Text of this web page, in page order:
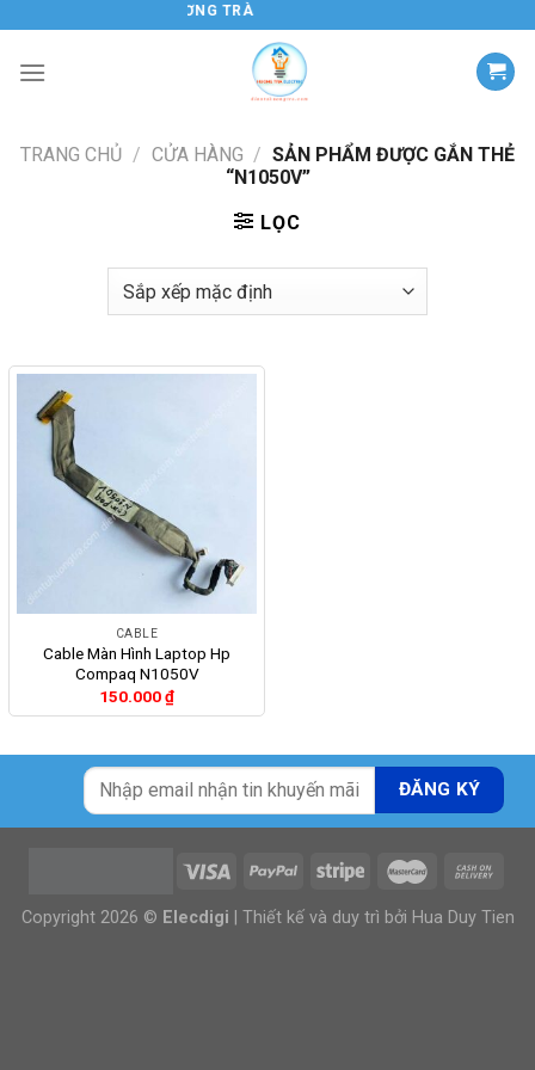
nội
ĐIỆN TỬ HƯƠNG TRÀ
TRANG CHỦ / CỬA HÀNG / SẢN PHẨM ĐƯỢC GẮN THẺ
“N1050V”
LỌC
CABLE
Cable Màn Hình Laptop Hp
Compaq N1050V
150.000₫
Copyright 2026 © Elecdigi | Thiết kế và duy trì bởi Hua Duy Tien